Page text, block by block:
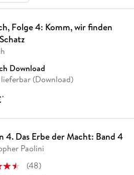
Folge 4: Komm, wir finden
Download
(Download)
*
4. Das Erbe der Macht: Band 4
Paolini
(48)